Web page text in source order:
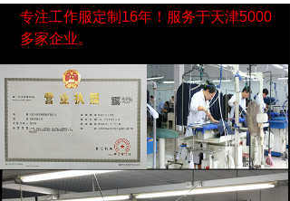
专注工作服定制16年！服务于天津5000
多家企业。